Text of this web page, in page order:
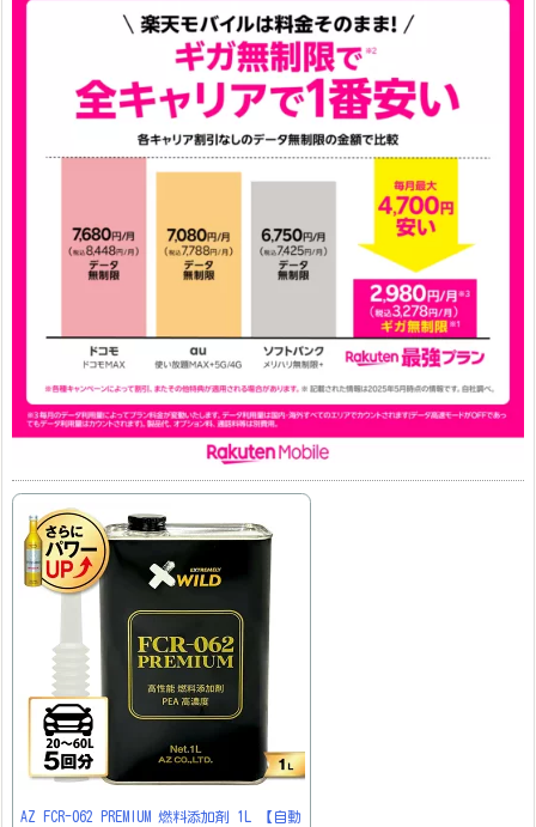
AZ FCR-062 PREMIUM 燃料添加剤 1L 【自動